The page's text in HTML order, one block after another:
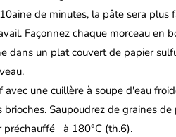
de minutes, la pâte sera plus
Façonnez chaque morceau en
dans un plat couvert de papier
avec une cuillère à soupe d'eau
brioches.Saupoudrez de graines de
préchauffé à 180°C (th.6).